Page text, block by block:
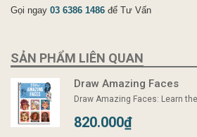
Gọi ngay 03 6386 1486 để Tư Vấn
SẢN PHẨM LIÊN QUAN
Draw Amazing Faces
Draw Amazing Faces: Learn
820.000₫